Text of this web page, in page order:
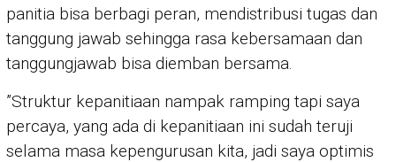
panitia bisa berbagi peran, mendistribusi tugas dan
tanggung jawab sehingga rasa kebersamaan dan
tanggungjawab bisa diemban bersama.
”Struktur kepanitiaan nampak ramping tapi saya
percaya, yang ada di kepanitiaan ini sudah teruji
selama masa kepengurusan kita, jadi saya optimis